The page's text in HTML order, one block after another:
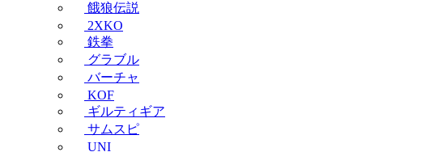
餓狼伝説
2XKO
鉄拳
グラブル
バーチャ
KOF
ギルティギア
サムスピ
UNI